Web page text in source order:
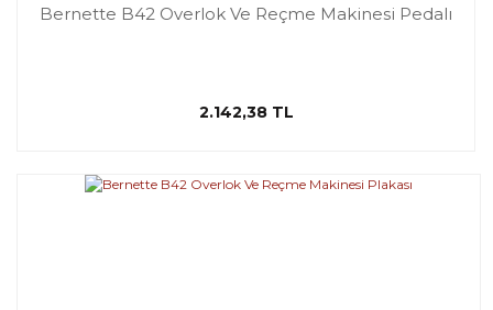
Bernette B42 Overlok Ve Reçme Makinesi Pedalı
2.142,38 TL